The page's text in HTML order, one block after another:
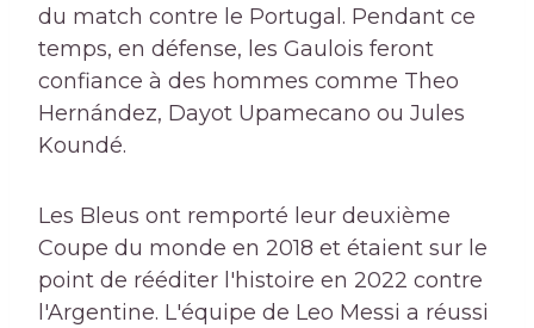
du match contre le Portugal. Pendant ce
temps, en défense, les Gaulois feront
confiance à des hommes comme Theo
Hernández, Dayot Upamecano ou Jules
Koundé.
Les Bleus ont remporté leur deuxième
Coupe du monde en 2018 et étaient sur le
point de rééditer l'histoire en 2022 contre
l'Argentine. L'équipe de Leo Messi a réussi